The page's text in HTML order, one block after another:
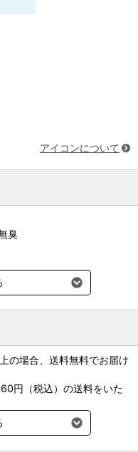
アイコンについて
臭
の場合、送料無料でお届け
円（税込）の送料をいた
お届けにつきましては、1
上で配送無料となります。